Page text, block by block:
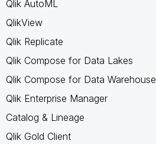
Qlik AutoML
QlikView
Qlik Replicate
Qlik Compose for Data Lakes
Qlik Compose for Data Warehouse
Qlik Enterprise Manager
Catalog & Lineage
Qlik Gold Client